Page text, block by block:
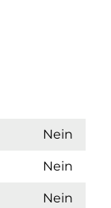
Nein
Nein
Nein